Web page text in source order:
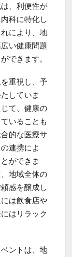
、利便性が
科に特化し
により、地
い健康問題
できます。
重視し、予
していま
て、健康の
いることも
的な医療サ
連携によ
ができま
地域全体の
感を醸成し
は飲食店や
はリラック
ントは、地